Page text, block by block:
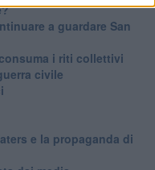
a guardare San
i riti collettivi
civile
e la propaganda di